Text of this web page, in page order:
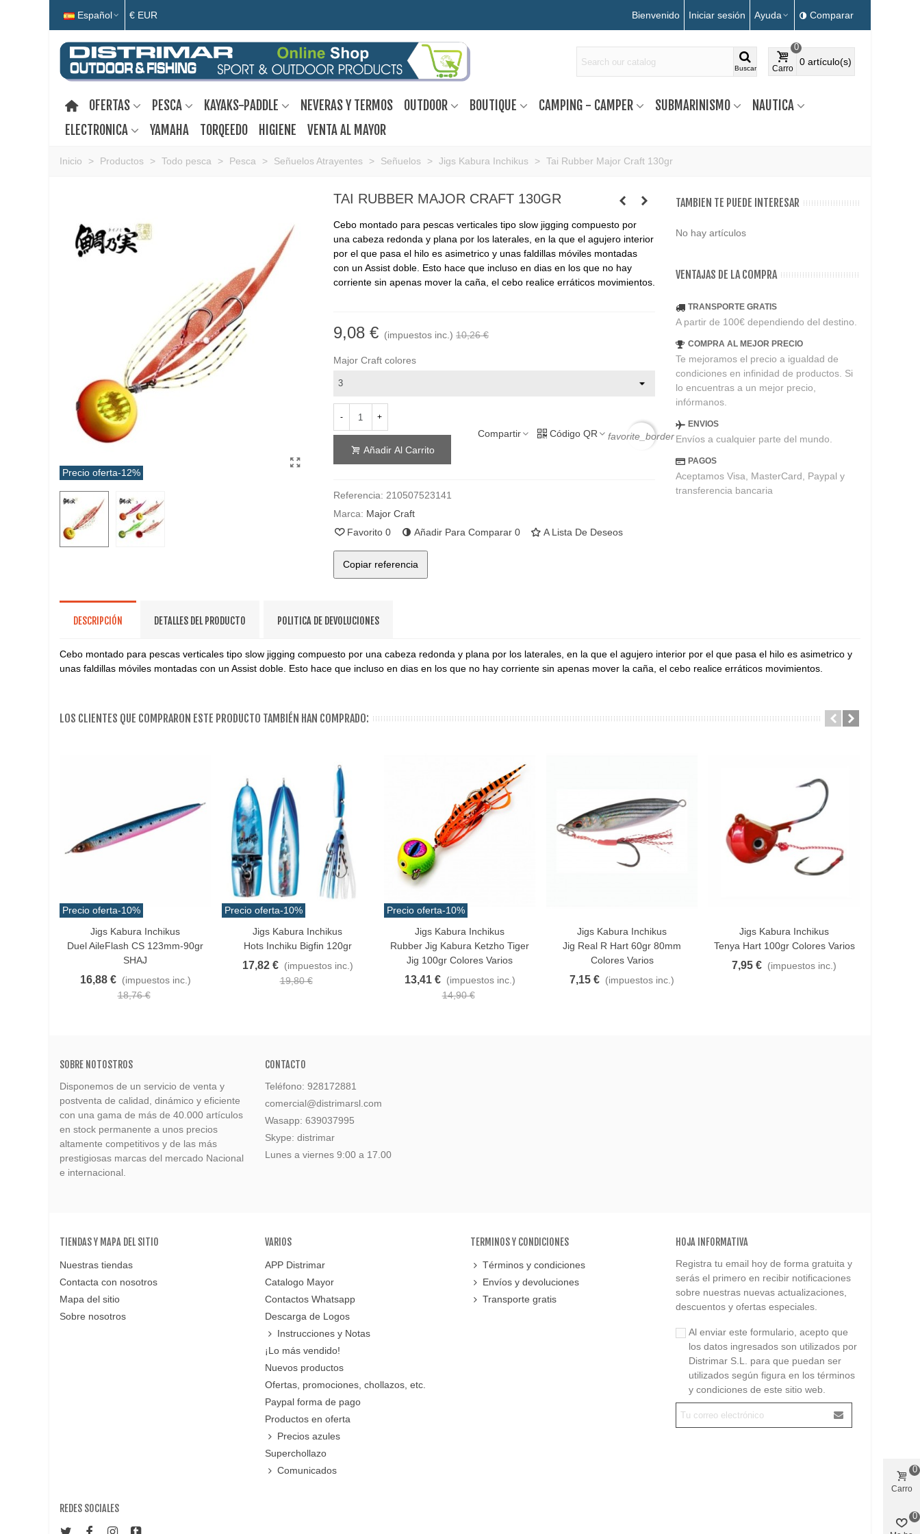
Español € EUR Bienvenido Iniciar sesión Ayuda Comparar
Buscar Carro
0
0 artículo(s)
OFERTAS PESCA KAYAKS-PADDLE NEVERAS Y TERMOS OUTDOOR BOUTIQUE CAMPING - CAMPER SUBMARINISMO
NAUTICA
ELECTRONICA
YAMAHA TORQEEDO HIGIENE VENTA AL MAYOR
Inicio > Productos > Todo pesca > Pesca > Señuelos Atrayentes > Señuelos > Jigs Kabura Inchikus > Tai Rubber Major Craft 130gr
Precio oferta-12%
TAI RUBBER MAJOR CRAFT 130GR
Cebo montado para pescas verticales tipo slow jigging compuesto por
una cabeza redonda y plana por los laterales, en la que el agujero interior
por el que pasa el hilo es asimetrico y unas faldillas móviles montadas
con un Assist doble. Esto hace que incluso en dias en los que no hay
corriente sin apenas mover la caña, el cebo realice erráticos movimientos.
9,08 € (impuestos inc.) 10,26 €
Major Craft colores
- +
Añadir Al Carrito
Compartir Código QR favorite_border
Referencia: 210507523141
Marca: Major Craft
Favorito 0 Añadir Para Comparar 0 A Lista De Deseos
Copiar referencia
TAMBIEN TE PUEDE INTERESAR
No hay artículos
VENTAJAS DE LA COMPRA
TRANSPORTE GRATIS
A partir de 100€ dependiendo del destino.
COMPRA AL MEJOR PRECIO
Te mejoramos el precio a igualdad de
condiciones en infinidad de productos. Si
lo encuentras a un mejor precio,
infórmanos.
ENVIOS
Envíos a cualquier parte del mundo.
PAGOS
Aceptamos Visa, MasterCard, Paypal y
transferencia bancaria
DESCRIPCIÓN DETALLES DEL PRODUCTO POLITICA DE DEVOLUCIONES
Cebo montado para pescas verticales tipo slow jigging compuesto por una cabeza redonda y plana por los laterales, en la que el agujero interior por el que pasa el hilo es asimetrico y
unas faldillas móviles montadas con un Assist doble. Esto hace que incluso en dias en los que no hay corriente sin apenas mover la caña, el cebo realice erráticos movimientos.
LOS CLIENTES QUE COMPRARON ESTE PRODUCTO TAMBIÉN HAN COMPRADO:
Precio oferta-10%
Añadir Al Carrito
Jigs Kabura Inchikus
Duel AileFlash CS 123mm-90gr
SHAJ
16,88 € (impuestos inc.)
18,76 €
Precio oferta-10%
Favorito
Jigs Kabura Inchikus
Hots Inchiku Bigfin 120gr
17,82 € (impuestos inc.)
19,80 €
Precio oferta-10%
Favorito
Jigs Kabura Inchikus
Rubber Jig Kabura Ketzho Tiger
Jig 100gr Colores Varios
13,41 € (impuestos inc.)
14,90 €
Favorito
Jigs Kabura Inchikus
Jig Real R Hart 60gr 80mm
Colores Varios
7,15 € (impuestos inc.)
Favorito
Jigs Kabura Inchikus
Tenya Hart 100gr Colores Varios
7,95 € (impuestos inc.)
SOBRE NOTOSTROS
Disponemos de un servicio de venta y
postventa de calidad, dinámico y eficiente
con una gama de más de 40.000 artículos
en stock permanente a unos precios
altamente competitivos y de las más
prestigiosas marcas del mercado Nacional
e internacional.
CONTACTO
Teléfono: 928172881
comercial@distrimarsl.com
Wasapp: 639037995
Skype: distrimar
Lunes a viernes 9:00 a 17.00
TIENDAS Y MAPA DEL SITIO
Nuestras tiendas
Contacta con nosotros
Mapa del sitio
Sobre nosotros
VARIOS
APP Distrimar
Catalogo Mayor
Contactos Whatsapp
Descarga de Logos
Instrucciones y Notas
¡Lo más vendido!
Nuevos productos
Ofertas, promociones, chollazos, etc.
Paypal forma de pago
Productos en oferta
Precios azules
Superchollazo
Comunicados
TERMINOS Y CONDICIONES
Términos y condiciones
Envíos y devoluciones
Transporte gratis
HOJA INFORMATIVA
Registra tu email hoy de forma gratuita y
serás el primero en recibir notificaciones
sobre nuestras nuevas actualizaciones,
descuentos y ofertas especiales.
Al enviar este formulario, acepto que
los datos ingresados son utilizados por
Distrimar S.L. para que puedan ser
utilizados según figura en los términos
y condiciones de este sitio web.
REDES SOCIALES
Carro
0
0